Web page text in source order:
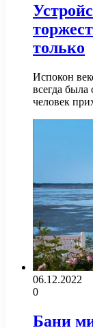
только
Испокон
всегда
человек
06.12.2022
0
Бани